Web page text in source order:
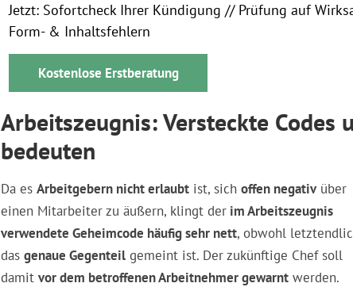
Jetzt: Sofortcheck Ihrer Kündigung // Prüfung auf
Form- & Inhaltsfehlern
Kostenlose Erstberatung
Arbeitszeugnis: Versteckte Codes
bedeuten
Da es Arbeitgebern nicht erlaubt ist, sich offen negativüber
einen Mitarbeiter zu äußern, klingt der im Arbeitszeugnis
verwendete Geheimcode häufig sehr nett, obwohl
das genaue Gegenteil gemeint ist. Der zukünftige Chef soll
damit vor dem betroffenen Arbeitnehmer gewarnt werden.